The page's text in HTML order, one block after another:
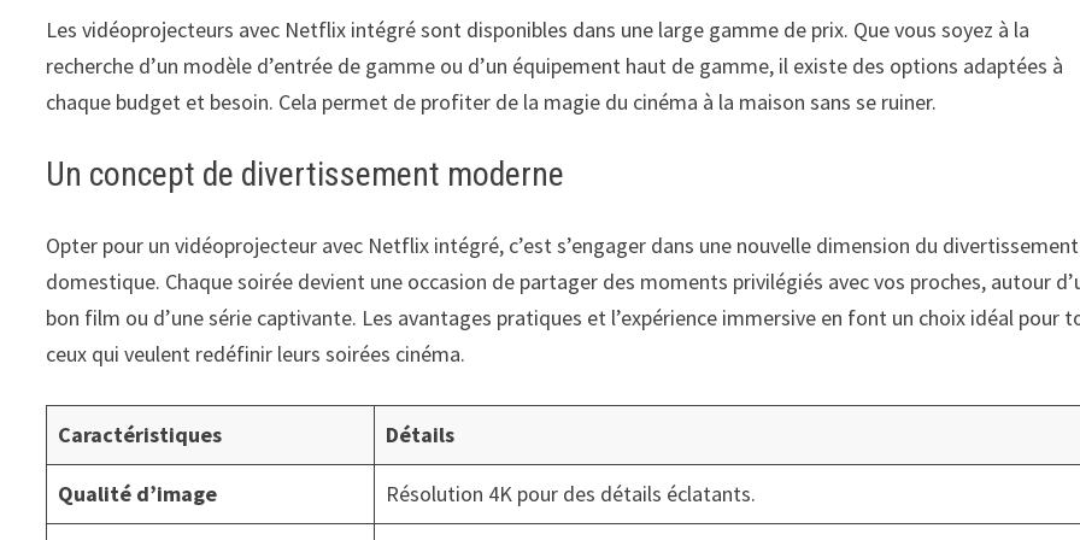
Les vidéoprojecteurs avec Netflix intégré sont disponibles dans une large gamme de prix. Que vous soyez à la
recherche d’un modèle d’entrée de gamme ou d’un équipement haut de gamme, il existe des options adaptées à
chaque budget et besoin. Cela permet de profiter de la magie du cinéma à la maison sans se ruiner.
Un concept de divertissement moderne
Opter pour un vidéoprojecteur avec Netflix intégré, c’est s’engager dans une nouvelle dimension du divertissement
domestique. Chaque soirée devient une occasion de partager des moments privilégiés avec vos proches, autour
bon film ou d’une série captivante. Les avantages pratiques et l’expérience immersive en font un choix idéal pour
ceux qui veulent redéfinir leurs soirées cinéma.
Caractéristiques Détails
Qualité d’image Résolution 4K pour des détails éclatants.